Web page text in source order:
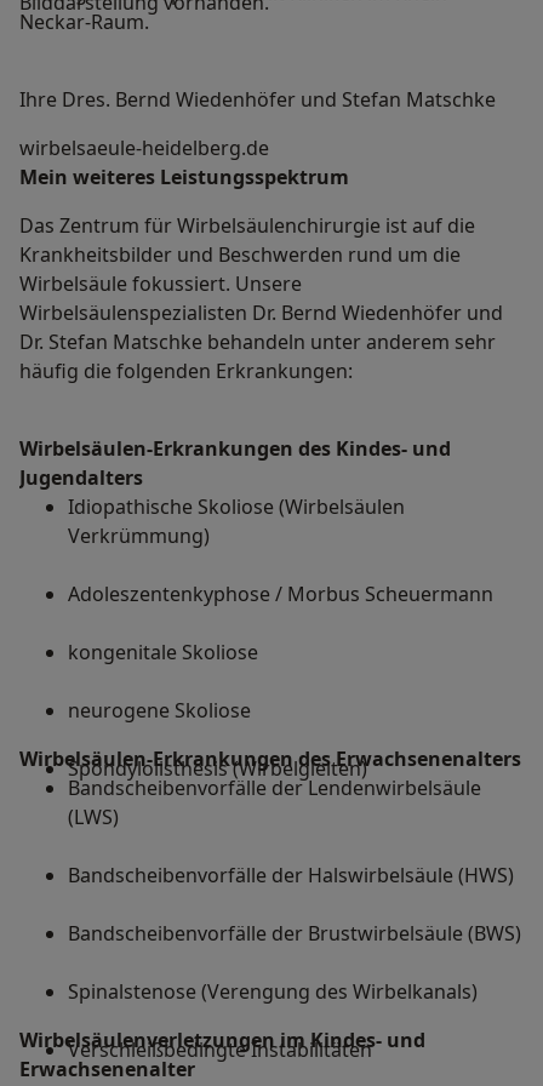
Neckar-Raum.
Ihre Dres. Bernd Wiedenhöfer und Stefan Matschke
wirbelsaeule-heidelberg.de
Mein weiteres Leistungs­spektrum
Das Zentrum für Wirbelsäulenchirurgie ist auf die
Krankheitsbilder und Beschwerden rund um die
Wirbelsäule fokussiert. Unsere
Wirbelsäulenspezialisten Dr. Bernd Wiedenhöfer und
Dr. Stefan Matschke behandeln unter anderem sehr
häufig die folgenden Erkrankungen:
Wirbelsäulen-Erkrankungen des Kindes- und
Jugendalters
Idiopathische Skoliose (Wirbelsäulen
Verkrümmung)
Adoleszentenkyphose / Morbus Scheuermann
kongenitale Skoliose
neurogene Skoliose
Spondylolisthesis (Wirbelgleiten)
Wirbelsäulen-Erkrankungen des Erwachsenenalters
Bandscheibenvorfälle der Lendenwirbelsäule
(LWS)
Bandscheibenvorfälle der Halswirbelsäule (HWS)
Bandscheibenvorfälle der Brustwirbelsäule (BWS)
Spinalstenose (Verengung des Wirbelkanals)
Verschleißbedingte Instabilitäten
Wirbelsäulenverletzungen im Kindes- und
Erwachsenenalter